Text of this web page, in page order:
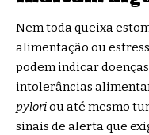
Nem toda queixa
alimentação ou
podem indicar
intolerâncias
pyloriou até mesmo
sinais de alerta que